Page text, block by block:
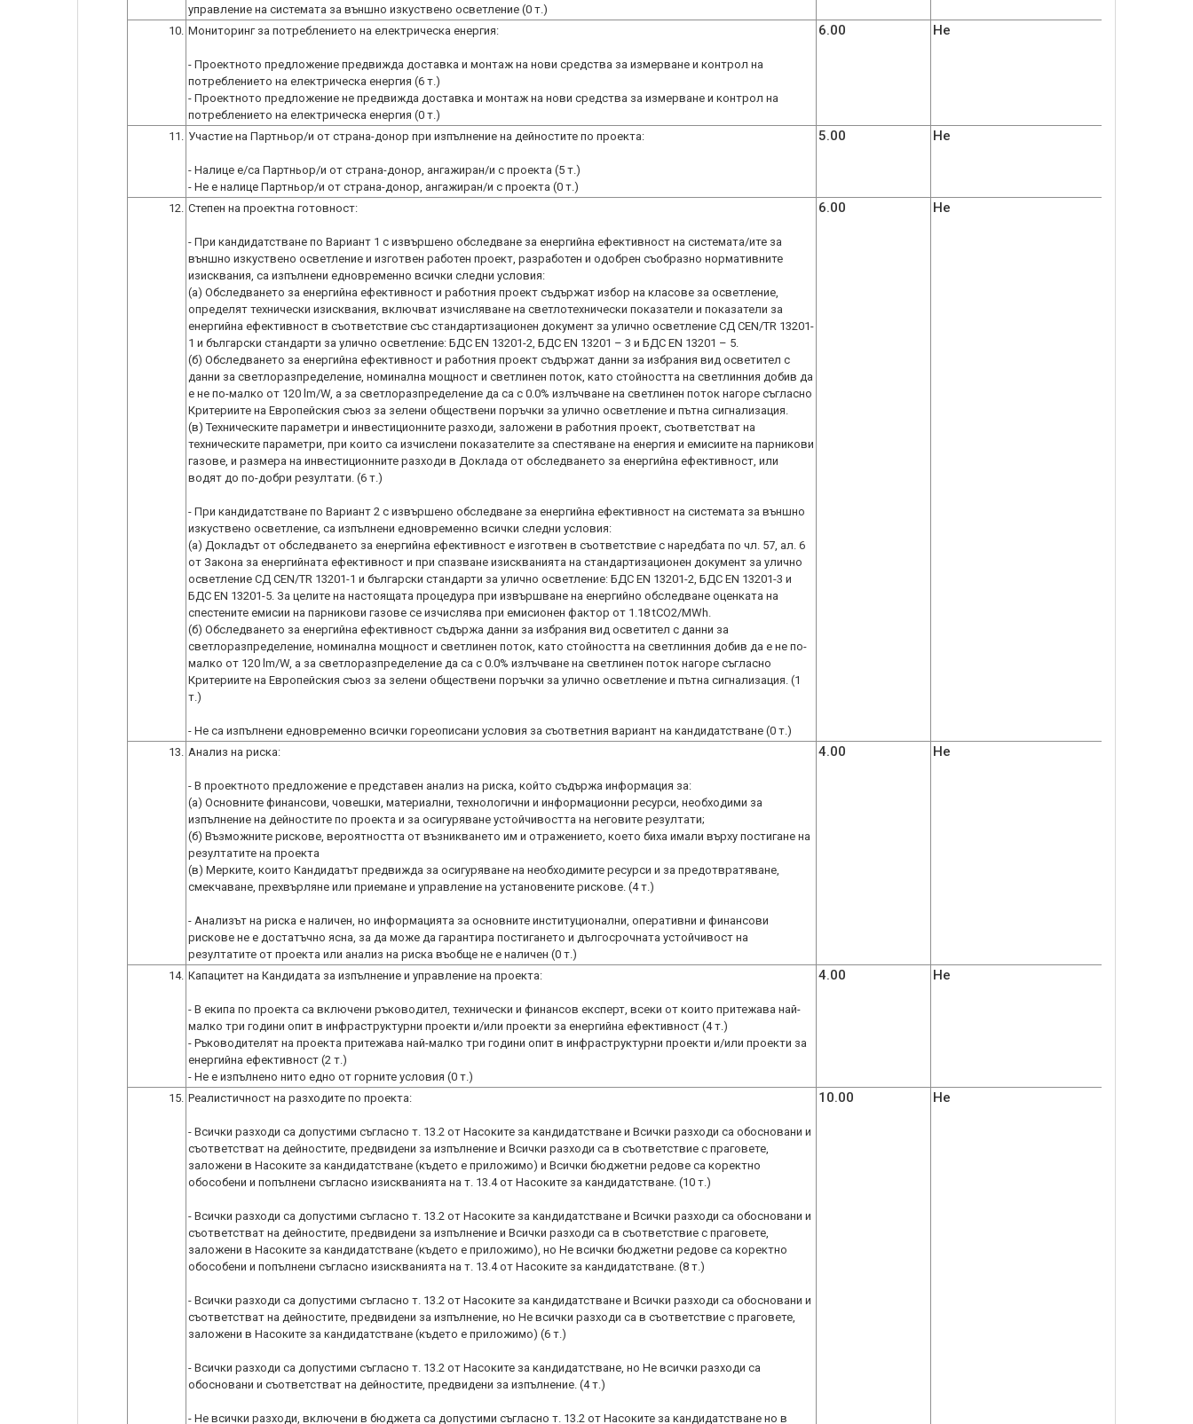
управление на системата за външно изкуствено осветление (0 т.)
10. Мониторинг за потреблението на електрическа енергия:
- Проектното предложение предвижда доставка и монтаж на нови средства за измерване и контрол на
потреблението на електрическа енергия (6 т.)
- Проектното предложение не предвижда доставка и монтаж на нови средства за измерване и контрол на
потреблението на електрическа енергия (0 т.)
6.00 Не
11. Участие на Партньор/и от страна-донор при изпълнение на дейностите по проекта:
- Налице е/са Партньор/и от страна-донор, ангажиран/и с проекта (5 т.)
- Не е налице Партньор/и от страна-донор, ангажиран/и с проекта (0 т.)
5.00 Не
12. Степен на проектна готовност:
- При кандидатстване по Вариант 1 с извършено обследване за енергийна ефективност на системата/ите за
външно изкуствено осветление и изготвен работен проект, разработен и одобрен съобразно нормативните
изисквания, са изпълнени едновременно всички следни условия:
(а) Обследването за енергийна ефективност и работния проект съдържат избор на класове за осветление,
определят технически изисквания, включват изчисляване на светлотехнически показатели и показатели за
енергийна ефективност в съответствие със стандартизационен документ за улично осветление СД CEN/TR 13201-
1 и български стандарти за улично осветление: БДС EN 13201-2, БДС EN 13201 – 3 и БДС EN 13201 – 5.
(б) Обследването за енергийна ефективност и работния проект съдържат данни за избрания вид осветител с
данни за светлоразпределение, номинална мощност и светлинен поток, като стойността на светлинния добив да
е не по-малко от 120 lm/W, а за светлоразпределение да са с 0.0% излъчване на светлинен поток нагоре съгласно
Критериите на Европейския съюз за зелени обществени поръчки за улично осветление и пътна сигнализация.
(в) Техническите параметри и инвестиционните разходи, заложени в работния проект, съответстват на
техническите параметри, при които са изчислени показателите за спестяване на енергия и емисиите на парникови
газове, и размера на инвестиционните разходи в Доклада от обследването за енергийна ефективност, или
водят до по-добри резултати. (6 т.)
- При кандидатстване по Вариант 2 с извършено обследване за енергийна ефективност на системата за външно
изкуствено осветление, са изпълнени едновременно всички следни условия:
(а) Докладът от обследването за енергийна ефективност е изготвен в съответствие с наредбата по чл. 57, ал. 6
от Закона за енергийната ефективност и при спазване изискванията на стандартизационен документ за улично
осветление СД CEN/TR 13201-1 и български стандарти за улично осветление: БДС EN 13201-2, БДС EN 13201-3 и
БДС EN 13201-5. За целите на настоящата процедура при извършване на енергийно обследване оценката на
спестените емисии на парникови газове се изчислява при емисионен фактор от 1.18 tCO2/MWh.
(б) Обследването за енергийна ефективност съдържа данни за избрания вид осветител с данни за
светлоразпределение, номинална мощност и светлинен поток, като стойността на светлинния добив да е не по-
малко от 120 lm/W, а за светлоразпределение да са с 0.0% излъчване на светлинен поток нагоре съгласно
Критериите на Европейския съюз за зелени обществени поръчки за улично осветление и пътна сигнализация. (1
т.)
- Не са изпълнени едновременно всички гореописани условия за съответния вариант на кандидатстване (0 т.)
6.00 Не
13. Анализ на риска:
- В проектното предложение е представен анализ на риска, който съдържа информация за:
(а) Основните финансови, човешки, материални, технологични и информационни ресурси, необходими за
изпълнение на дейностите по проекта и за осигуряване устойчивостта на неговите резултати;
(б) Възможните рискове, вероятността от възникването им и отражението, което биха имали върху постигане на
резултатите на проекта
(в) Мерките, които Кандидатът предвижда за осигуряване на необходимите ресурси и за предотвратяване,
смекчаване, прехвърляне или приемане и управление на установените рискове. (4 т.)
- Анализът на риска е наличен, но информацията за основните институционални, оперативни и финансови
рискове не е достатъчно ясна, за да може да гарантира постигането и дългосрочната устойчивост на
резултатите от проекта или анализ на риска въобще не е наличен (0 т.)
4.00 Не
14. Капацитет на Кандидата за изпълнение и управление на проекта:
- В екипа по проекта са включени ръководител, технически и финансов експерт, всеки от които притежава най-
малко три години опит в инфраструктурни проекти и/или проекти за енергийна ефективност (4 т.)
- Ръководителят на проекта притежава най-малко три години опит в инфраструктурни проекти и/или проекти за
енергийна ефективност (2 т.)
- Не е изпълнено нито едно от горните условия (0 т.)
4.00 Не
15. Реалистичност на разходите по проекта:
- Всички разходи са допустими съгласно т. 13.2 от Насоките за кандидатстване и Всички разходи са обосновани и
съответстват на дейностите, предвидени за изпълнение и Всички разходи са в съответствие с праговете,
заложени в Насоките за кандидатстване (където е приложимо) и Всички бюджетни редове са коректно
обособени и попълнени съгласно изискванията на т. 13.4 от Насоките за кандидатстване. (10 т.)
- Всички разходи са допустими съгласно т. 13.2 от Насоките за кандидатстване и Всички разходи са обосновани и
съответстват на дейностите, предвидени за изпълнение и Всички разходи са в съответствие с праговете,
заложени в Насоките за кандидатстване (където е приложимо), но Не всички бюджетни редове са коректно
обособени и попълнени съгласно изискванията на т. 13.4 от Насоките за кандидатстване. (8 т.)
- Всички разходи са допустими съгласно т. 13.2 от Насоките за кандидатстване и Всички разходи са обосновани и
съответстват на дейностите, предвидени за изпълнение, но Не всички разходи са в съответствие с праговете,
заложени в Насоките за кандидатстване (където е приложимо) (6 т.)
- Всички разходи са допустими съгласно т. 13.2 от Насоките за кандидатстване, но Не всички разходи са
обосновани и съответстват на дейностите, предвидени за изпълнение. (4 т.)
- Не всички разходи, включени в бюджета са допустими съгласно т. 13.2 от Насоките за кандидатстване но в
10.00 Не